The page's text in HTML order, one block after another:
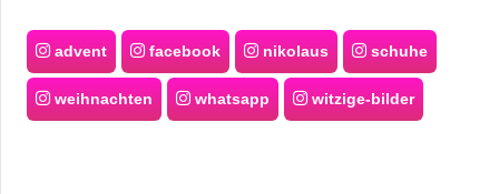
advent facebook nikolaus schuhe
weihnachten whatsapp witzige-bilder